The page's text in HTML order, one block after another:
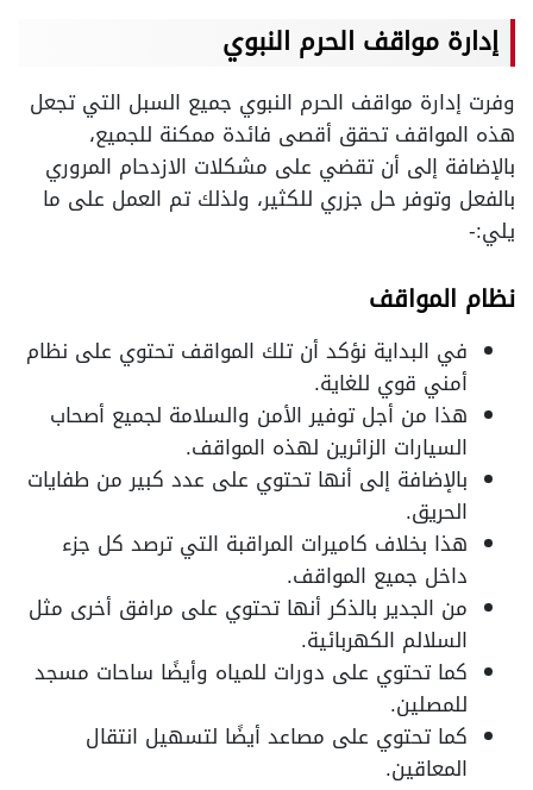
إدارة مواقف الحرم النبوي
وفرت إدارة مواقف الحرم النبوي جميع السبل التي تجعل
هذه المواقف تحقق أقصى فائدة ممكنة للجميع،
بالإضافة إلى أن تقضي على مشكلات الازدحام المروري
بالفعل وتوفر حل جزري للكثير، ولذلك تم العمل على ما
يلي:-
نظام المواقف
في البداية نؤكد أن تلك المواقف تحتوي على نظام
أمني قوي للغاية.
هذا من أجل توفير الأمن والسلامة لجميع أصحاب
السيارات الزائرين لهذه المواقف.
بالإضافة إلى أنها تحتوي على عدد كبير من طفايات
الحريق.
هذا بخلاف كاميرات المراقبة التي ترصد كل جزء
داخل جميع المواقف.
من الجدير بالذكر أنها تحتوي على مرافق أخرى مثل
السلالم الكهربائية.
كما تحتوي على دورات للمياه وأيضًا ساحات مسجد
للمصلين.
كما تحتوي على مصاعد أيضًا لتسهيل انتقال
المعاقين.